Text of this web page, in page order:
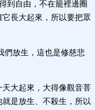
到自由，不在籠裡邊圈
長大起來，所以要把眾
們放生，這也是修慈悲
大起來，大得像觀音菩
是放生、不殺生，所以